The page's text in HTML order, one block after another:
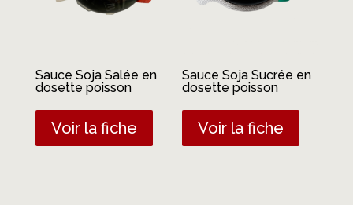
Sauce Soja Salée en
dosette poisson
Voir la fiche
Sauce Soja Sucrée en
dosette poisson
Voir la fiche